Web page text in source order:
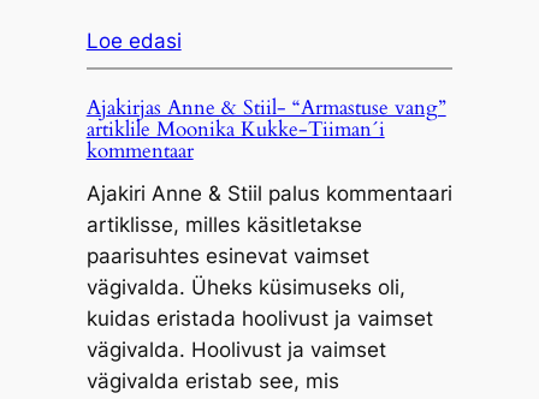
Loe edasi
Ajakirjas Anne & Stiil- “Armastuse vang”
artiklile Moonika Kukke-Tiiman´i
kommentaar
Ajakiri Anne & Stiil palus kommentaari
artiklisse, milles käsitletakse
paarisuhtes esinevat vaimset
vägivalda. Üheks küsimuseks oli,
kuidas eristada hoolivust ja vaimset
vägivalda. Hoolivust ja vaimset
vägivalda eristab see, mis